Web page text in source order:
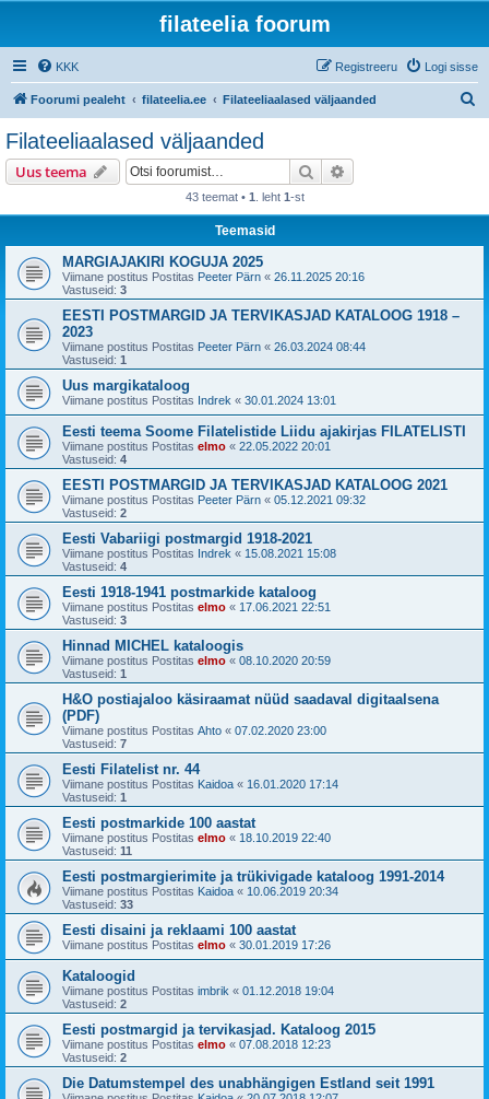
filateelia foorum
KKK Logi sisse
Registreeru
Foorumi pealeht filateelia.ee Filateeliaalased väljaanded
Filateeliaalased väljaanded
Uus teema Otsi
43 teemat • 1 . leht 1-st
Teemasid
MARGIAJAKIRI KOGUJA 2025
Viimane postitus Postitas Peeter Pärn « 26.11.2025 20:16
Vastuseid: 3
EESTI POSTMARGID JA TERVIKASJAD KATALOOG 1918 –
2023
Viimane postitus Postitas Peeter Pärn « 26.03.2024 08:44
Vastuseid: 1
Uus margikataloog
Viimane postitus Postitas Indrek « 30.01.2024 13:01
Eesti teema Soome Filatelistide Liidu ajakirjas FILATELISTI
Viimane postitus Postitas elmo « 22.05.2022 20:01
Vastuseid: 4
EESTI POSTMARGID JA TERVIKASJAD KATALOOG 2021
Viimane postitus Postitas Peeter Pärn « 05.12.2021 09:32
Vastuseid: 2
Eesti Vabariigi postmargid 1918-2021
Viimane postitus Postitas Indrek « 15.08.2021 15:08
Vastuseid: 4
Eesti 1918-1941 postmarkide kataloog
Viimane postitus Postitas elmo « 17.06.2021 22:51
Vastuseid: 3
Hinnad MICHEL kataloogis
Viimane postitus Postitas elmo « 08.10.2020 20:59
Vastuseid: 1
H&O postiajaloo käsiraamat nüüd saadaval digitaalsena
(PDF)
Viimane postitus Postitas Ahto « 07.02.2020 23:00
Vastuseid: 7
Eesti Filatelist nr. 44
Viimane postitus Postitas Kaidoa « 16.01.2020 17:14
Vastuseid: 1
Eesti postmarkide 100 aastat
Viimane postitus Postitas elmo « 18.10.2019 22:40
Vastuseid: 11
Eesti postmargierimite ja trükivigade kataloog 1991-2014
Viimane postitus Postitas Kaidoa « 10.06.2019 20:34
Vastuseid: 33
Eesti disaini ja reklaami 100 aastat
Viimane postitus Postitas elmo « 30.01.2019 17:26
Kataloogid
Viimane postitus Postitas imbrik « 01.12.2018 19:04
Vastuseid: 2
Eesti postmargid ja tervikasjad. Kataloog 2015
Viimane postitus Postitas elmo « 07.08.2018 12:23
Vastuseid: 2
Die Datumstempel des unabhängigen Estland seit 1991